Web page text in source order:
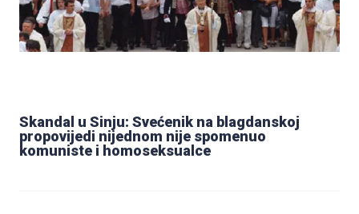
Skandal u Sinju: Svećenik na blagdanskoj
propovijedi nijednom nije spomenuo
komuniste i homoseksualce